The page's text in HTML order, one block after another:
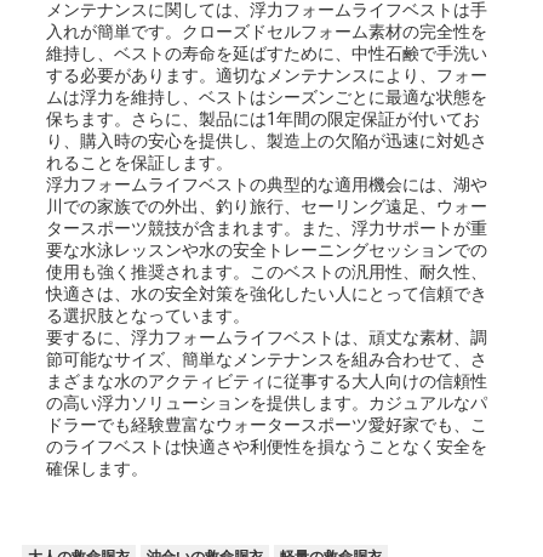
メンテナンスに関しては、浮力フォームライフベストは手
入れが簡単です。クローズドセルフォーム素材の完全性を
維持し、ベストの寿命を延ばすために、中性石鹸で手洗い
する必要があります。適切なメンテナンスにより、フォー
ムは浮力を維持し、ベストはシーズンごとに最適な状態を
保ちます。さらに、製品には1年間の限定保証が付いてお
り、購入時の安心を提供し、製造上の欠陥が迅速に対処さ
れることを保証します。
浮力フォームライフベストの典型的な適用機会には、湖や
川での家族での外出、釣り旅行、セーリング遠足、ウォー
タースポーツ競技が含まれます。また、浮力サポートが重
要な水泳レッスンや水の安全トレーニングセッションでの
使用も強く推奨されます。このベストの汎用性、耐久性、
快適さは、水の安全対策を強化したい人にとって信頼でき
る選択肢となっています。
要するに、浮力フォームライフベストは、頑丈な素材、調
節可能なサイズ、簡単なメンテナンスを組み合わせて、さ
まざまな水のアクティビティに従事する大人向けの信頼性
の高い浮力ソリューションを提供します。カジュアルなパ
ドラーでも経験豊富なウォータースポーツ愛好家でも、こ
のライフベストは快適さや利便性を損なうことなく安全を
確保します。